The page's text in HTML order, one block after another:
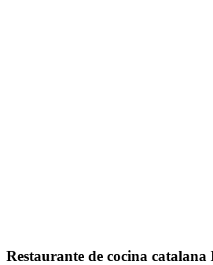
Restaurante de cocina catalana